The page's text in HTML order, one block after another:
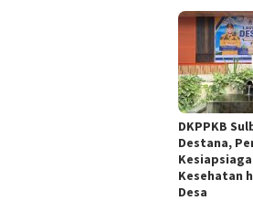
DKPPKB
Destana,
Kesehatan
Desa